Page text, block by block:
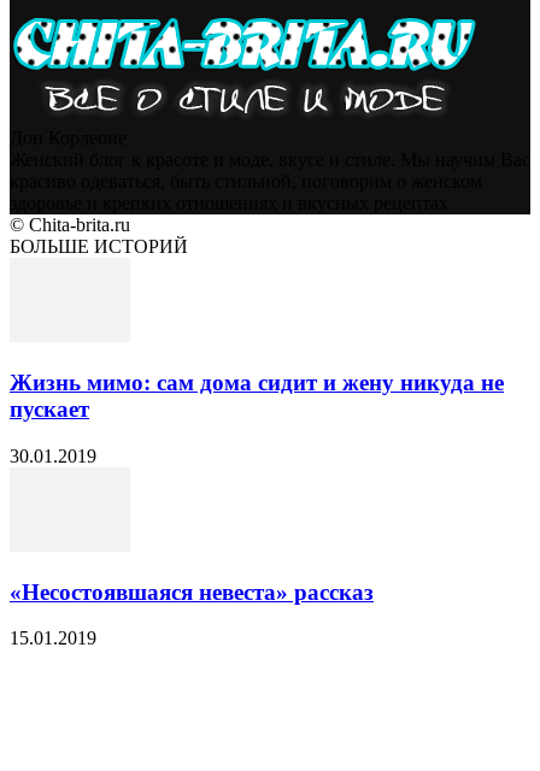
© Chita-brita.ru
БОЛЬШЕ ИСТОРИЙ
Жизнь мимо: сам дома сидит и жену никуда не
пускает
30.01.2019
«Несостоявшаяся невеста» рассказ
15.01.2019